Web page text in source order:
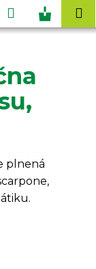
Hľadať
plnená